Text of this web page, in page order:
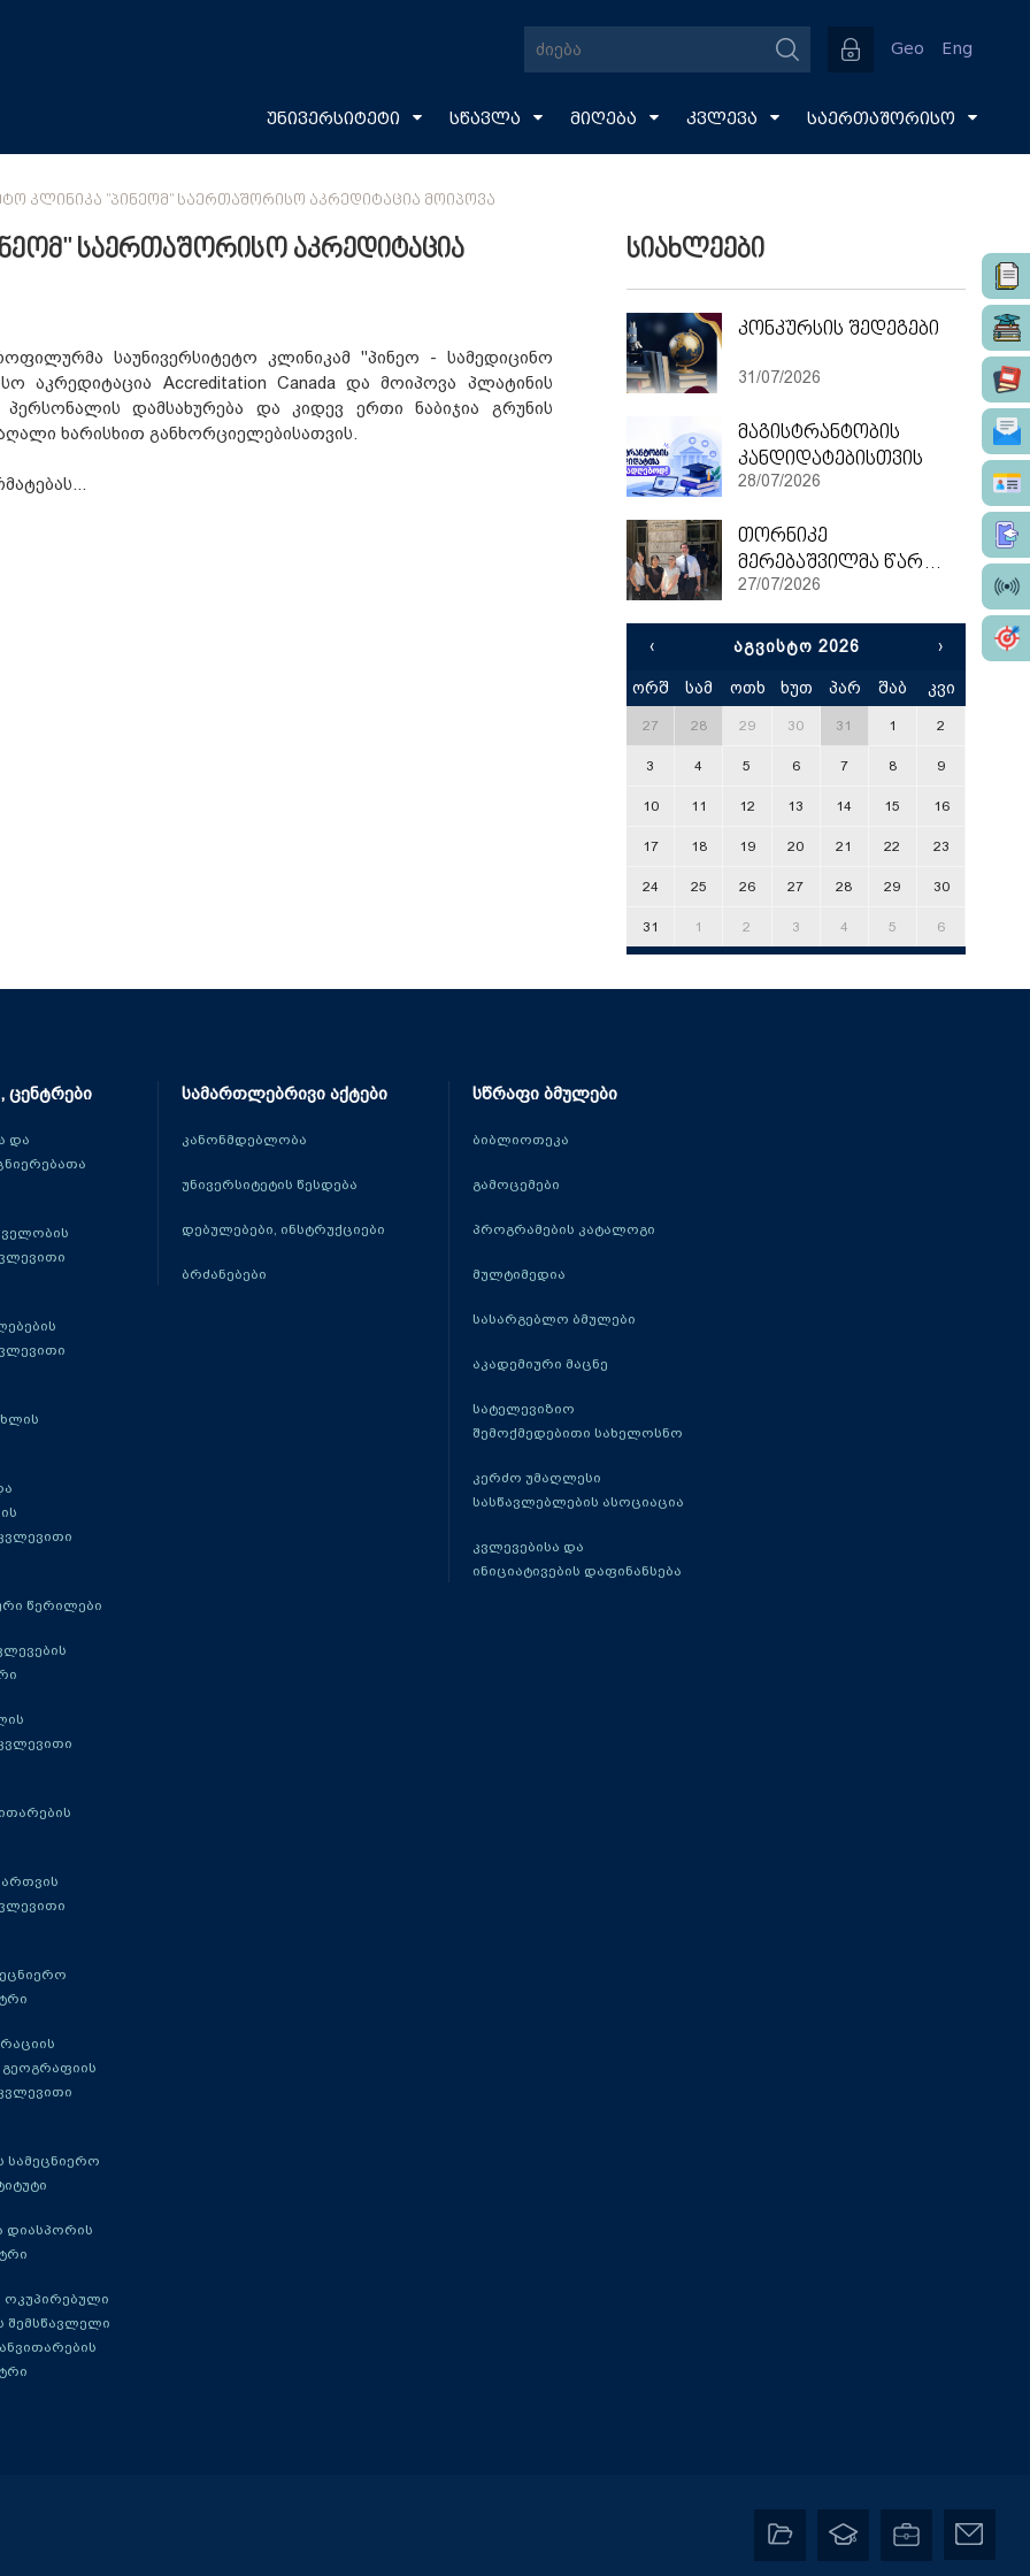
Geo Eng
უნივერსიტეტი სწავლა მიღება კვლევა საერთაშორისო
ᲙᲚᲘᲜᲘᲙᲐ "ᲞᲘᲜᲔᲝᲛ" ᲡᲐᲔᲠᲗᲐᲨᲝᲠᲘᲡᲝ ᲐᲙᲠᲔᲓᲘᲢᲐᲪᲘᲐ ᲛᲝᲘᲞᲝᲕᲐ
საერთაშორისო აკრედიტაცია
საუნივერსიტეტო კლინიკამ "პინეო - სამედიცინო
აკრედიტაცია Accreditation Canada და მოიპოვა პლატინის
დამსახურება და კიდევ ერთი ნაბიჯია გრუნის
ხარისხით განხორციელებისათვის.
სიახლეები
კონკურსის შედეგები
31/07/2026
მაგისტრანტობის
კანდიდატებისთვის
28/07/2026
თორნიკე
მერებაშვილმა წარჩინებით დაასრულა ეტვოშ ლორანის უნივერსიტეტის სამაგისტრო პროგრამა
27/07/2026
‹ ᲐᲒᲕᲘᲡᲢᲝ 2026 ›
ორშ სამ ოთხ ხუთ პარ შაბ კვი
27 28 29 30 31 1 2
3 4 5 6 7 8 9
10 11 12 13 14 15 16
17 18 19 20 21 22 23
24 25 26 27 28 29 30
31 1 2 3 4 5 6
ცენტრები
და
წერილები
სამეცნიერო
დიასპორის
შემსწავლელი
სამართლებრივი აქტები
კანონმდებლობა
უნივერსიტეტის წესდება
დებულებები, ინსტრუქციები
ბრძანებები
სწრაფი ბმულები
ბიბლიოთეკა
გამოცემები
პროგრამების კატალოგი
მულტიმედია
სასარგებლო ბმულები
აკადემიური მაცნე
სატელევიზიო
შემოქმედებითი სახელოსნო
კერძო უმაღლესი
სასწავლებლების ასოციაცია
კვლევებისა და
ინიციატივების დაფინანსება